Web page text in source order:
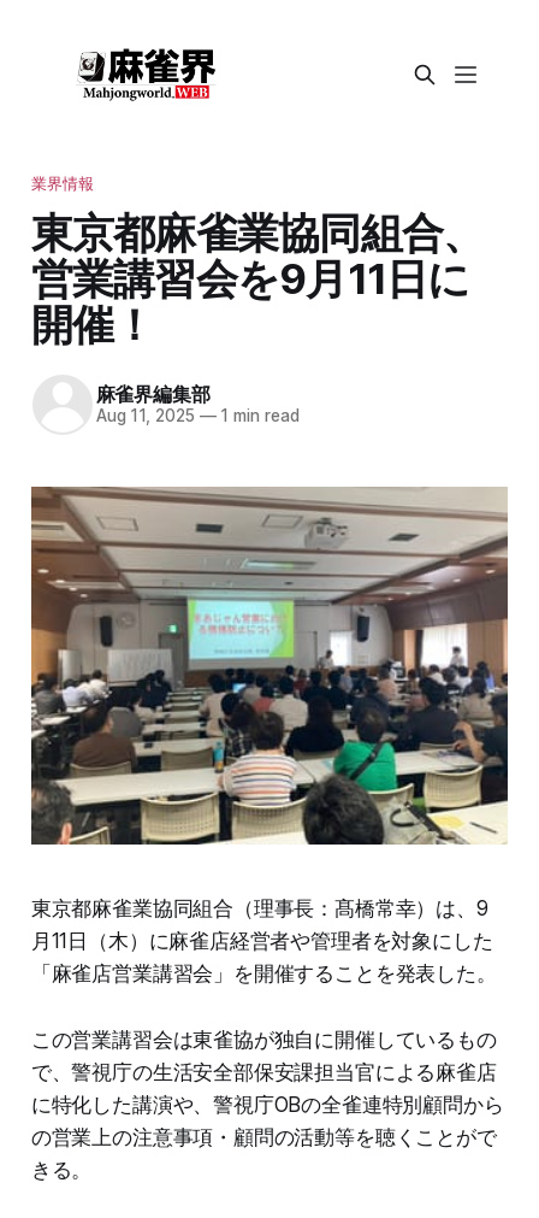
業界情報
東京都麻雀業協同組合、
営業講習会を9月11日に
開催！
麻雀界編集部
Aug 11, 2025 —1 min read
東京都麻雀業協同組合（理事長：髙橋常幸）は、9
月11日（木）に麻雀店経営者や管理者を対象にした
「麻雀店営業講習会」を開催することを発表した。
この営業講習会は東雀協が独自に開催しているもの
で、警視庁の生活安全部保安課担当官による麻雀店
に特化した講演や、警視庁OBの全雀連特別顧問から
の営業上の注意事項・顧問の活動等を聴くことがで
きる。